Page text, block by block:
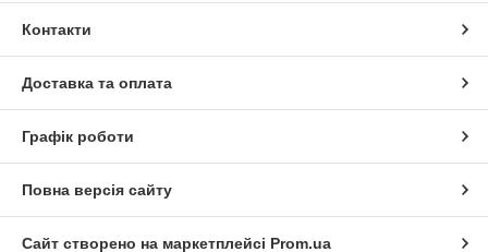
Контакти
Доставка та оплата
Графік роботи
Повна версія сайту
Сайт створено на маркетплейсі Prom.ua